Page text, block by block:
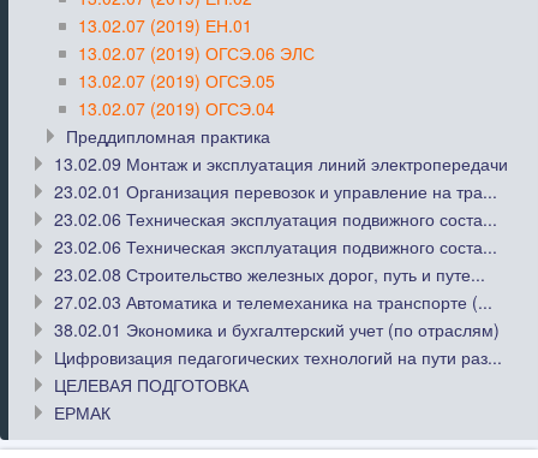
13.02.07 (2019) ЕН.01
13.02.07 (2019) ОГСЭ.06 ЭЛС
13.02.07 (2019) ОГСЭ.05
13.02.07 (2019) ОГСЭ.04
Преддипломная практика
13.02.09 Монтаж и эксплуатация линий электропередачи
23.02.01 Организация перевозок и управление на тра...
23.02.06 Техническая эксплуатация подвижного соста...
23.02.06 Техническая эксплуатация подвижного соста...
23.02.08 Строительство железных дорог, путь и путе...
27.02.03 Автоматика и телемеханика на транспорте (...
38.02.01 Экономика и бухгалтерский учет (по отраслям)
Цифровизация педагогических технологий на пути раз...
ЦЕЛЕВАЯ ПОДГОТОВКА
ЕРМАК